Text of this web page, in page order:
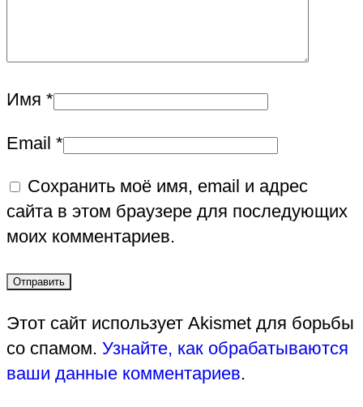
Имя *
Email *
Сохранить моё имя, email и адрес
сайта в этом браузере для последующих
моих комментариев.
Этот сайт использует Akismet для борьбы
со спамом. Узнайте, как обрабатываются
ваши данные комментариев.